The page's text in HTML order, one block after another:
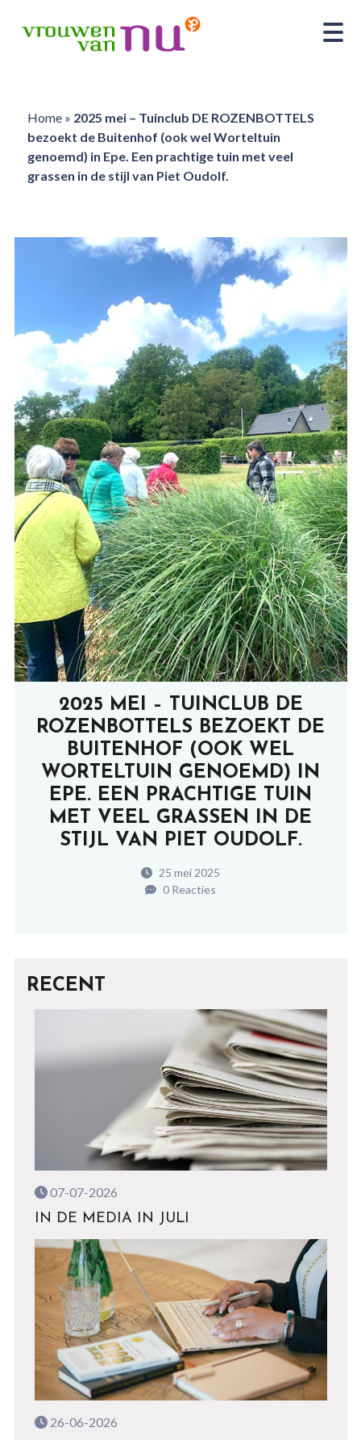
Home» 2025 mei – Tuinclub DE ROZENBOTTELS
bezoekt de Buitenhof (ook wel Worteltuin
genoemd) in Epe. Een prachtige tuin met veel
grassen in de stijl van Piet Oudolf.
2025 MEI – TUINCLUB DE
ROZENBOTTELS BEZOEKT DE
BUITENHOF (OOK WEL
WORTELTUIN GENOEMD) IN
EPE. EEN PRACHTIGE TUIN
MET VEEL GRASSEN IN DE
STIJL VAN PIET OUDOLF.
25 mei 2025
0 Reacties
RECENT
07-07-2026
IN DE MEDIA IN JULI
26-06-2026